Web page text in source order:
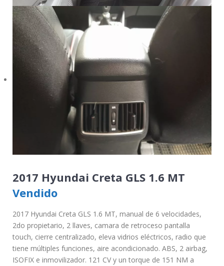
2017 Hyundai Creta GLS 1.6 MT
Vendido
2017 Hyundai Creta GLS 1.6 MT, manual de 6 velocidades,
2do propietario, 2 llaves, camara de retroceso pantalla
touch, cierre centralizado, eleva vidrios eléctricos, radio que
tiene múltiples funciones, aire acondicionado. ABS, 2 airbag,
ISOFIX e inmovilizador. 121 CV y un torque de 151 NM a